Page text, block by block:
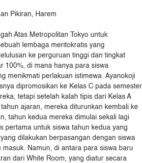
Pikiran, Harem
Atas Metropolitan Tokyo untuk
lembaga meritokratis yang
ke perguruan tinggi dan tingkat
100%, di mana hanya para siswa
menikmati perlakuan istimewa. Ayanokoji
dipromosikan ke Kelas C pada semester
tetapi setelah kalah tipis dari Kelas A
ajaran, mereka diturunkan kembali ke
tahun kedua mereka dimulai sekali lagi
pertama untuk siswa tahun kedua yang
dilakukan berpasangan dengan siswa
Namun, di antara para siswa baru
dari White Room, yang diatur secara